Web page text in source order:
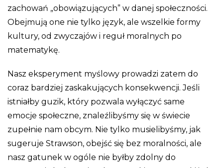
zachowań „obowiązujących” w danej społeczności.
Obejmują one nie tylko język, ale wszelkie formy
kultury, od zwyczajów i reguł moralnych po
matematykę.
Nasz eksperyment myślowy prowadzi zatem do
coraz bardziej zaskakujących konsekwencji. Jeśli
istniałby guzik, który pozwala wyłączyć same
emocje społeczne, znaleźlibyśmy się w świecie
zupełnie nam obcym. Nie tylko musielibyśmy, jak
sugeruje Strawson, obejść się bez moralności, ale
nasz gatunek w ogóle nie byłby zdolny do